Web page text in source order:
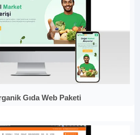
Gıda Web Paketi